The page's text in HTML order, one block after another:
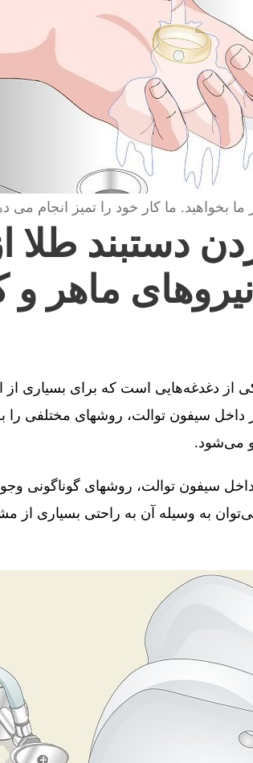
ما بخواهید. ما کار خود را تمیز انجام می
دستبند طلا
ماهر و
از دغدغه‌هایی است که برای بسیاری
سیفون توالت، روشهای مختلفی را
می‌شود.
داخل سیفون توالت، روشهای گوناگونی
به وسیله آن به راحتی بسیاری از